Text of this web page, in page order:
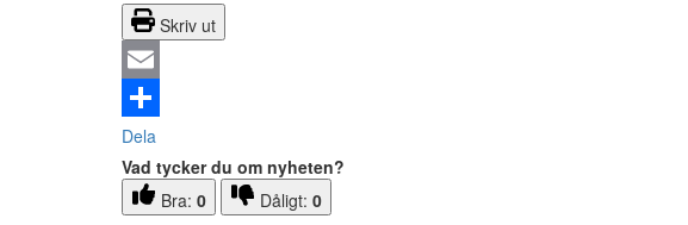
Skriv ut
Email
Dela
Vad tycker du om nyheten?
Bra: 0 Dåligt: 0